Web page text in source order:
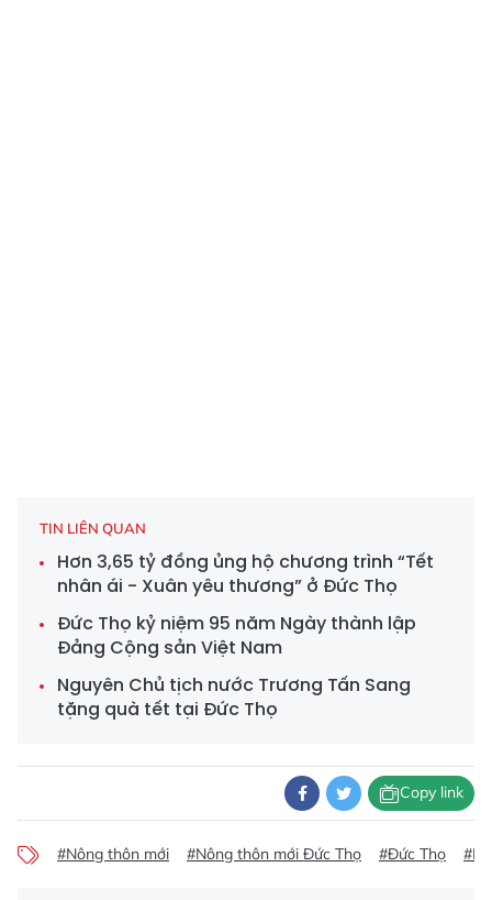
TIN LIÊN QUAN
Hơn 3,65 tỷ đồng ủng hộ chương trình “Tết
nhân ái - Xuân yêu thương” ở Đức Thọ
Đức Thọ kỷ niệm 95 năm Ngày thành lập
Đảng Cộng sản Việt Nam
Nguyên Chủ tịch nước Trương Tấn Sang
tặng quà tết tại Đức Thọ
Copy link
#Nông thôn mới #Nông thôn mới Đức Thọ #Đức Thọ